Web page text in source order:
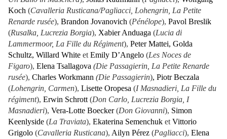
Koch (Cavalleria Rusticana/Pagliacci, Lohengrin, La Petite
Renarde rusée), Brandon Jovanovich (Pénélope), Pavol Breslik
(Rusalka, Lucrezia Borgia), Xabier Anduaga (Lucia di
Lammermoor, La Fille du Régiment), Peter Mattei, Golda
Schultz, Willard White et Emily D’Angelo (Les Noces de
Figaro), Elena Tsallagova (Die Passagierin, La Petite Renarde
rusée), Charles Workmann (Die Passagierin), Piotr Beczala
(Lohengrin, Carmen), Lisette Oropesa (I Masnadieri, La Fille du
régiment), Erwin Schrott (Don Carlo, Lucrezia Borgia, I
Masnadieri), Vera-Lotte Boecker(Don Giovanni), Simon
Keenlyside (La Traviata), Ekaterina Semenchuk et Vittorio
Grigolo (Cavalleria Rusticana), Ailyn Pérez (Pagliacci), Elena